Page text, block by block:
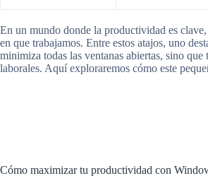
En un mundo donde la productividad es
en que trabajamos. Entre estos atajos, uno
minimiza todas las ventanas abiertas, sino
laborales. Aquí exploraremos cómo este
Cómo maximizar tu productividad con